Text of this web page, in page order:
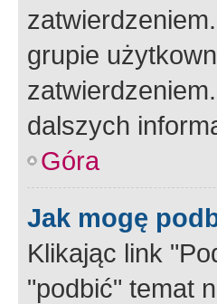
grupie
dalszych
Góra
Jak mogę
Klikając link
"podbić" temat